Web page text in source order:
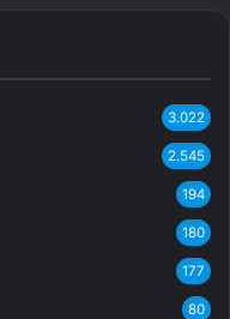
3.022
2.545
194
180
177
80